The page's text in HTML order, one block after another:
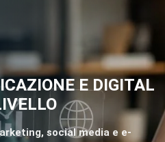
E DIGITAL
social media e e-